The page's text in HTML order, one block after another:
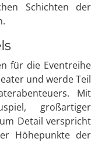
Schichten der
für die Eventreihe
und werde Teil
Mit
großartiger
Detail verspricht
Höhepunkte der